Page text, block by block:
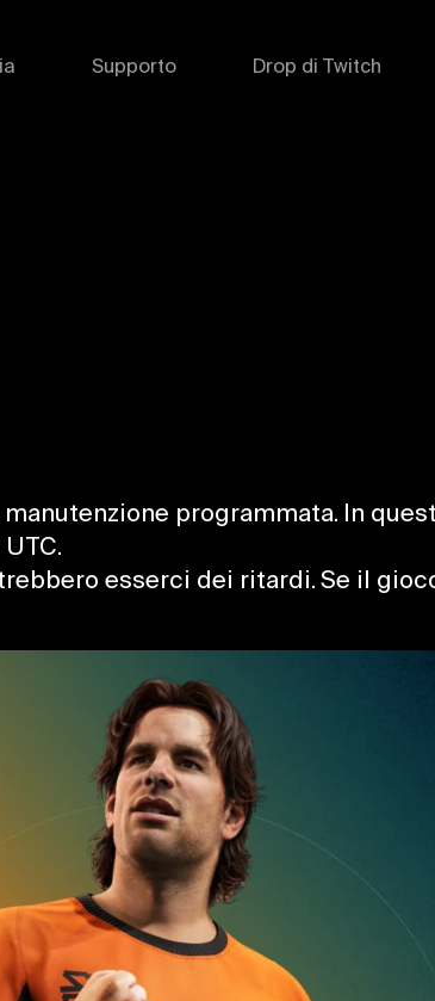
Supporto Drop di Twitch
programmata. In
esserci dei ritardi. Se il